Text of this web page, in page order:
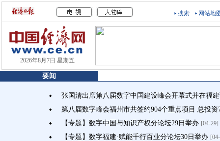
搜索 网站地
2026年8月7日 星期五
要闻
◆ 张国清出席第八届数字中国建设峰会开幕式并在福
◆ 第八届数字峰会福州市共签约904个重点项目 总投资
◆ 【专题】数字中国与知识产权分论坛29日举办 [04-29]
◆ 【专题】数字福建·赋能千行百业分论坛30日举办